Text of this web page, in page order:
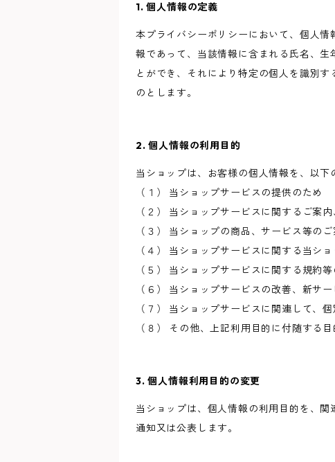
1. 個人情報の定義
本プライバシーポリシーにおいて、個人
報であって、当該情報に含まれる氏名、
とができ、それにより特定の個人を識別
のとします。
2. 個人情報の利用目的
当ショップは、お客様の個人情報を、以下
（１） 当ショップサービスの提供のため
（２） 当ショップサービスに関するご案
（３） 当ショップの商品、サービス等の
（４） 当ショップサービスに関する当シ
（５） 当ショップサービスに関する規約
（６） 当ショップサービスの改善、新サ
（７） 当ショップサービスに関連して、
（８） その他、上記利用目的に付随する目
3. 個人情報利用目的の変更
当ショップは、個人情報の利用目的を、
通知又は公表します。